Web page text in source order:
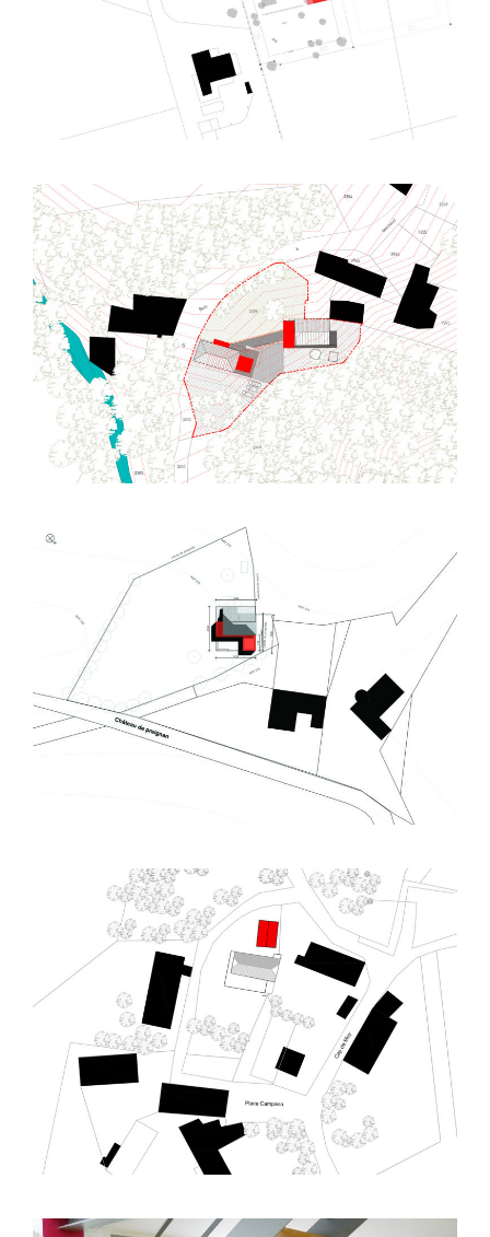
Tourtouse (09) – Rénovation et extension
Grange
Marzens (81) – Extension maison – E03
Saint Pastou (65) – Réhabilitation – R03